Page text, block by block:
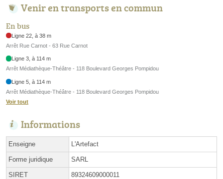
Venir en transports en commun
En bus
Ligne 22, à 38 m
Arrêt Rue Carnot - 63 Rue Carnot
Ligne 3, à 114 m
Arrêt Médiathèque-Théâtre - 118 Boulevard Georges Pompidou
Ligne 5, à 114 m
Arrêt Médiathèque-Théâtre - 118 Boulevard Georges Pompidou
Voir tout
Informations
Enseigne L'Artefact
Forme juridique SARL
SIRET 89324609000011